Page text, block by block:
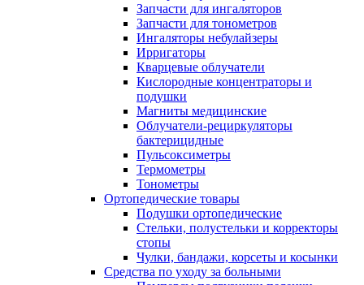
Запчасти для ингаляторов
Запчасти для тонометров
Ингаляторы небулайзеры
Ирригаторы
Кварцевые облучатели
Кислородные концентраторы и
подушки
Магниты медицинские
Облучатели-рециркуляторы
бактерицидные
Пульсоксиметры
Термометры
Тонометры
Ортопедические товары
Подушки ортопедические
Стельки, полустельки и корректоры
стопы
Чулки, бандажи, корсеты и косынки
Средства по уходу за больными